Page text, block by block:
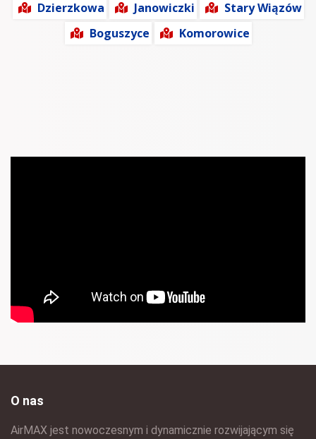
Dzierzkowa
Janowiczki
Stary Wiązów
Boguszyce
Komorowice
O nas
AirMAX jest nowoczesnym i dynamicznie rozwijającym się